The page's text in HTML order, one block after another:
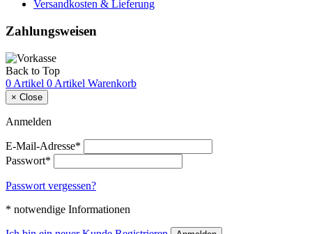
Versandkosten & Lieferung
Zahlungsweisen
Back to Top
0 Artikel 0 Artikel Warenkorb
× Close
Anmelden
E-Mail-Adresse*
Passwort*
Passwort vergessen?
* notwendige Informationen